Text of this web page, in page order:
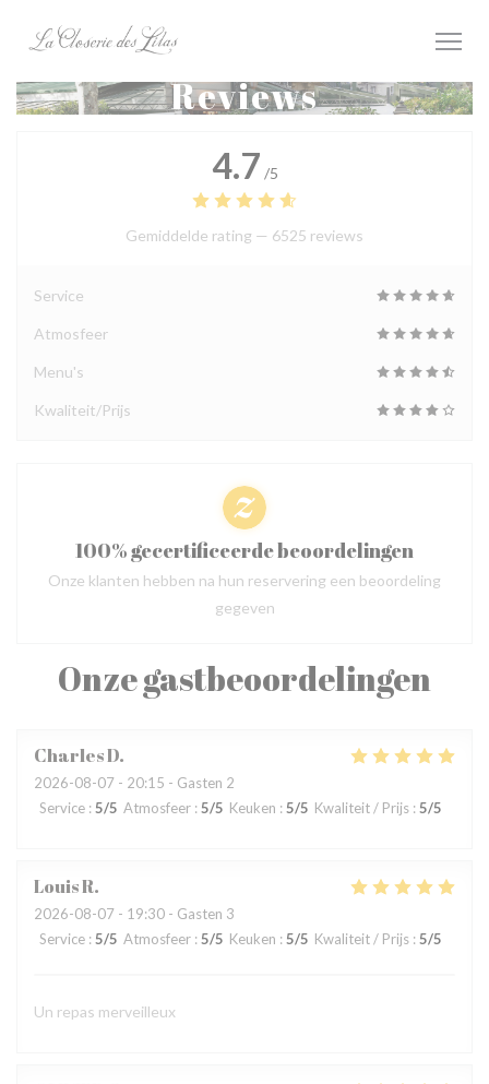
Reviews
Onze gastbeoordelingen
CharlesD
2026-08-07 - 20:15 - Gasten 2
Service : 5/5 Atmosfeer : 5/5 Keuken : 5/5 Kwaliteit / Prijs : 5/5
LouisR
2026-08-07 - 19:30 - Gasten 3
Service : 5/5 Atmosfeer : 5/5 Keuken : 5/5 Kwaliteit / Prijs : 5/5
Un repas merveilleux
4.7 /5
Gemiddelde rating — 6525 reviews
Service
Atmosfeer
Menu's
Kwaliteit/Prijs
100% gecertificeerde beoordelingen
Onze klanten hebben na hun reservering een beoordeling
gegeven